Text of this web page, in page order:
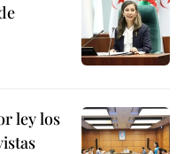
ley los